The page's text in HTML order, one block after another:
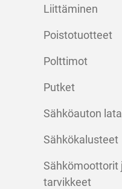
Liittäminen
Poistotuotteet
Polttimot
Putket
Sähköauton
Sähkökalusteet
Sähkömoottorit
tarvikkeet